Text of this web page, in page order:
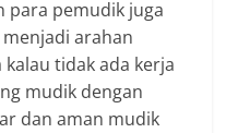
para pemudik juga
arahan
tidak ada kerja
mudik dengan
dan aman mudik